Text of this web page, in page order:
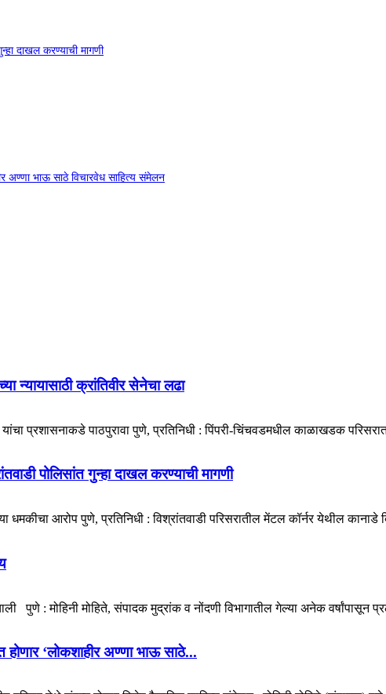
दाखल करण्याची मागणी
अण्णा भाऊ साठे विचारवेध साहित्य संमेलन
न्यायासाठी क्रांतिवीर सेनेचा लढा
प्रशासनाकडे पाठपुरावा पुणे, प्रतिनिधी : पिंपरी-चिंचवडमधील काळाखडक
पोलिसांत गुन्हा दाखल करण्याची मागणी
धमकीचा आरोप पुणे, प्रतिनिधी : विश्रांतवाडी परिसरातील मेंटल कॉर्नर येथील
पुणे : मोहिनी मोहिते, संपादक मुद्रांक व नोंदणी विभागातील गेल्या अनेक
होणार ‘लोकशाहीर अण्णा भाऊ साठे...